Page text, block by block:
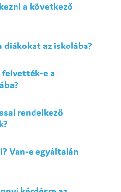
a következő
diákokat az iskolába?
felvették-e a
rendelkező
Van-e egyáltalán